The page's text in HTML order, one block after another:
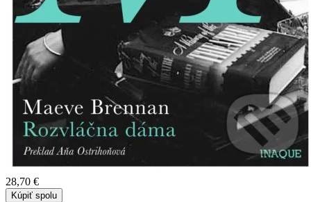
28,70 €
Kúpiť spolu